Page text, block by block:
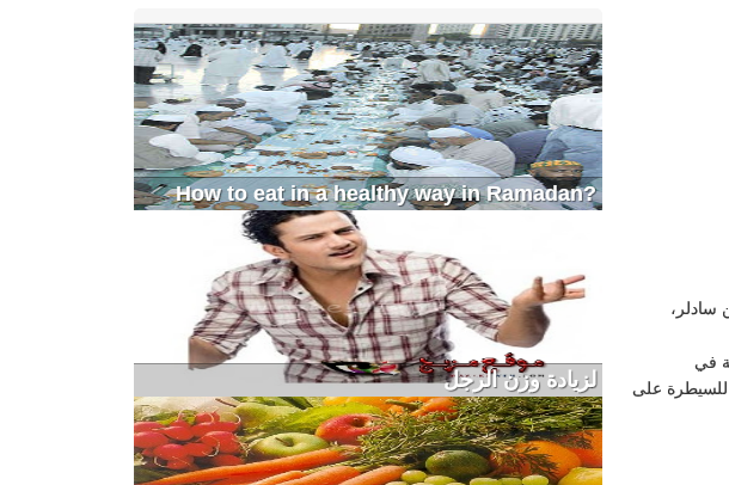
سادلر،
في
للسيطرة على
?How to eat in a healthy way in Ramadan
لزيادة وزن الرجل